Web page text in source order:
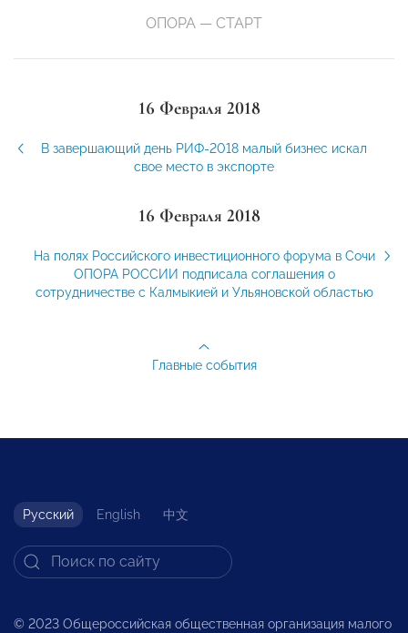
ОПОРА — СТАРТ
16 Февраля 2018
В завершающий день РИФ-2018 малый бизнес искал
свое место в экспорте
16 Февраля 2018
На полях Российского инвестиционного форума в Сочи
ОПОРА РОССИИ подписала соглашения о
сотрудничестве с Калмыкией и Ульяновской областью
Главные события
Русский English 中文
© 2023 Общероссийская общественная организация малого